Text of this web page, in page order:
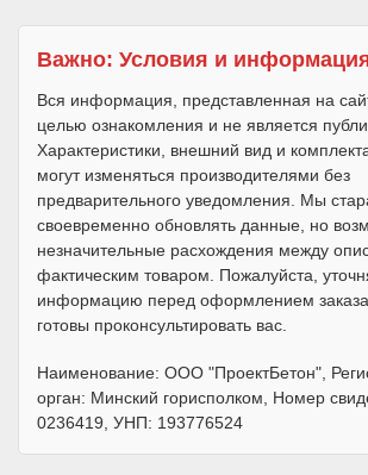
Важно: Условия и
Вся информация, представленная на
целью ознакомления и не является
Характеристики, внешний вид и
могут изменяться производителями без
предварительного уведомления. Мы
своевременно обновлять данные, но
незначительные расхождения между
фактическим товаром. Пожалуйста,
информацию перед оформлением
готовы проконсультировать вас.
Наименование: ООО "ПроектБетон",
орган: Минский горисполком, Номер
0236419, УНП: 193776524